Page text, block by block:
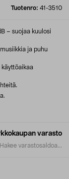
Tuotenro: 41-3510
varasto
Hakee varastosaldoa...
– suojaa kuulosi
ja puhu
käyttöaikaa